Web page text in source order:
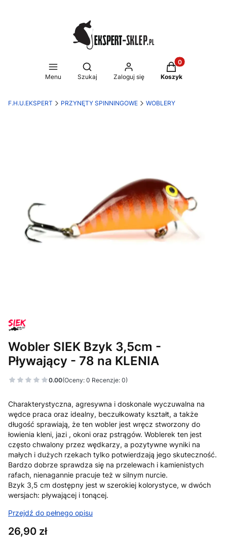
Menu
Otwórz wyszukiwarkę
Szukaj Zaloguj się
Produkty w
Koszyk
F.H.U.EKSPERT PRZYNĘTY SPINNINGOWE WOBLERY
Wobler SIEK Bzyk 3,5cm -
Pływający - 78 na KLENIA
0.00(Oceny: 0 Recenzje: 0)
Charakterystyczna, agresywna i doskonale wyczuwalna na
wędce praca oraz idealny, beczułkowaty kształt, a także
długość sprawiają, że ten wobler jest wręcz stworzony do
łowienia kleni, jazi , okoni oraz pstrągów. Woblerek ten jest
często chwalony przez wędkarzy, a pozytywne wyniki na
małych i dużych rzekach tylko potwierdzają jego skuteczność.
Bardzo dobrze sprawdza się na przelewach i kamienistych
rafach, nienagannie pracuje też w silnym nurcie.
Bzyk 3,5 cm dostępny jest w szerokiej kolorystyce, w dwóch
wersjach: pływającej i tonącej.
Przejdź do pełnego opisu
Cena
26,90 zł